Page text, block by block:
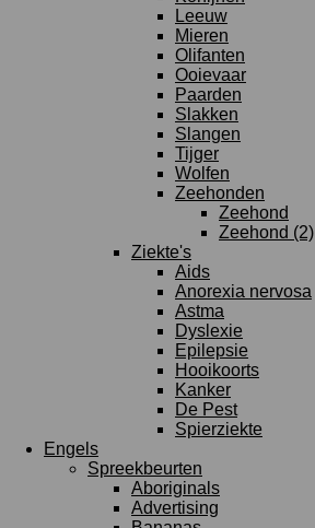
Leeuw
Mieren
Olifanten
Ooievaar
Paarden
Slakken
Slangen
Tijger
Wolfen
Zeehonden
Zeehond
Zeehond (2)
Ziekte's
Aids
Anorexia nervosa
Astma
Dyslexie
Epilepsie
Hooikoorts
Kanker
De Pest
Spierziekte
Engels
Spreekbeurten
Aboriginals
Advertising